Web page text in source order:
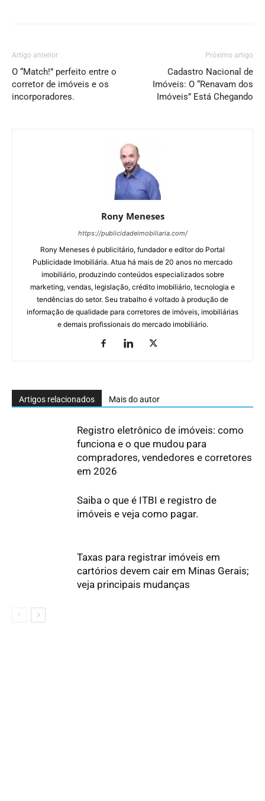
Artigo anterior
O “Match!” perfeito entre o
corretor de imóveis e os
incorporadores.
Próximo artigo
Cadastro Nacional de
Imóveis: O “Renavam dos
Imóveis” Está Chegando
Rony Meneses
https://publicidadeimobiliaria.com/
Rony Meneses é publicitário, fundador e editor do Portal
Publicidade Imobiliária. Atua há mais de 20 anos no mercado
imobiliário, produzindo conteúdos especializados sobre
marketing, vendas, legislação, crédito imobiliário, tecnologia e
tendências do setor. Seu trabalho é voltado à produção de
informação de qualidade para corretores de imóveis, imobiliárias
e demais profissionais do mercado imobiliário.
Artigos relacionados Mais do autor
Registro eletrônico de imóveis: como
funciona e o que mudou para
compradores, vendedores e corretores
em 2026
Saiba o que é ITBI e registro de
imóveis e veja como pagar.
Taxas para registrar imóveis em
cartórios devem cair em Minas Gerais;
veja principais mudanças